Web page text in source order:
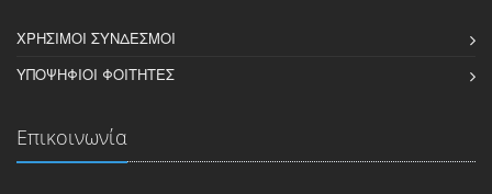
ΧΡΉΣΙΜΟΙ ΣΎΝΔΕΣΜΟΙ
ΥΠΟΨΉΦΙΟΙ ΦΟΙΤΗΤΈΣ
Επικοινωνία